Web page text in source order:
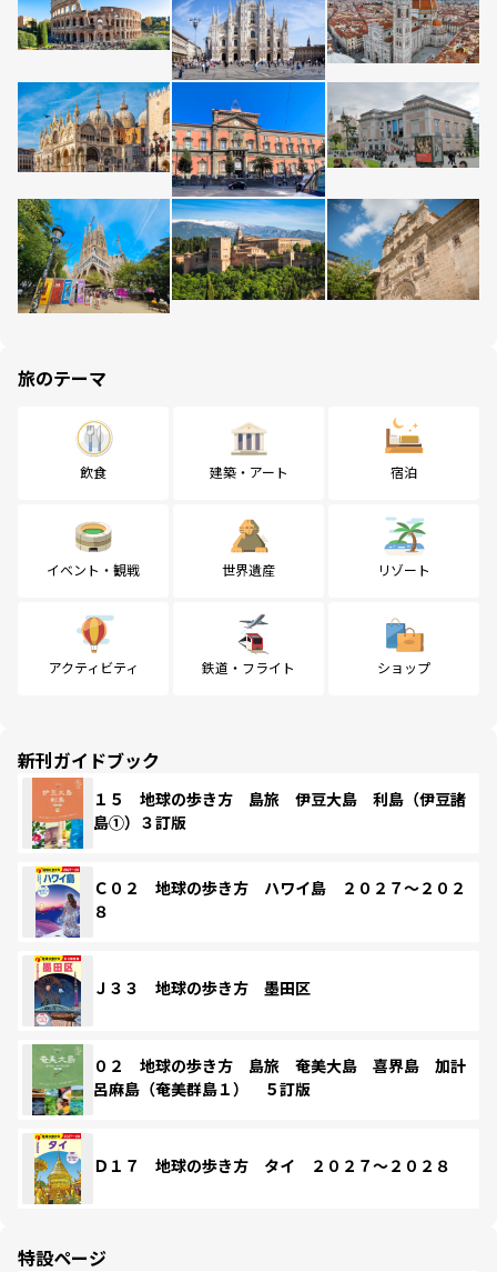
旅のテーマ
飲食 建築・アート 宿泊
イベント・観戦 世界遺産 リゾート
アクティビティ 鉄道・フライト ショップ
新刊ガイドブック
１５ 地球の歩き方 島旅 伊豆大島 利島（伊豆諸
島①）３訂版
Ｃ０２ 地球の歩き方 ハワイ島 ２０２７～２０２
８
Ｊ３３ 地球の歩き方 墨田区
０２ 地球の歩き方 島旅 奄美大島 喜界島 加計
呂麻島（奄美群島１） ５訂版
Ｄ１７ 地球の歩き方 タイ ２０２７～２０２８
特設ページ